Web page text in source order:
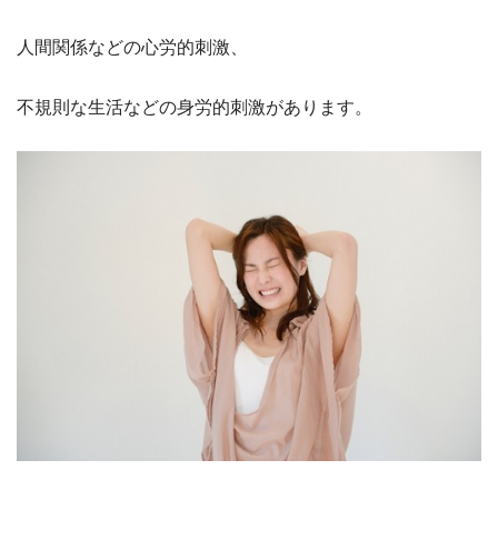
人間関係などの心労的刺激、
不規則な生活などの身労的刺激があります。